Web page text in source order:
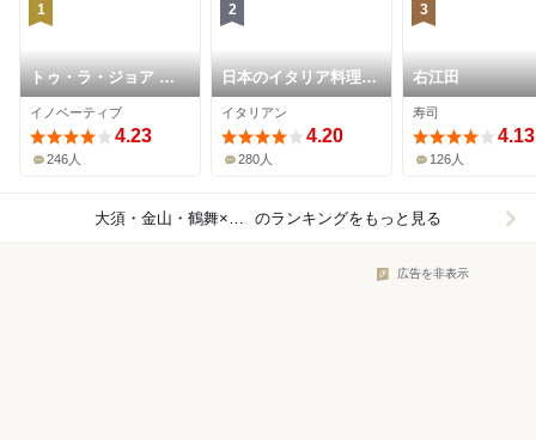
1
トゥ・ラ・ジョア イ
ズム
イノベーティブ
4.23
246人
2
日本のイタリア料理店
sai
イタリアン
4.20
280人
3
右江田
寿司
4.13
126人
大須・金山・鶴舞×レストラン のランキングをもっと見る
広告を非表示